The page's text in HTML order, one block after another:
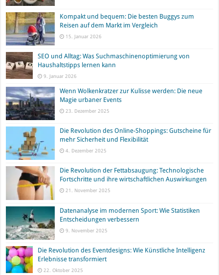
Kompakt und bequem: Die besten Buggys zum
Reisen auf dem Markt im Vergleich
15. Januar 2026
SEO und Alltag: Was Suchmaschinenoptimierung von
Haushaltstipps lernen kann
9. Januar 2026
Wenn Wolkenkratzer zur Kulisse werden: Die neue
Magie urbaner Events
23. Dezember 2025
Die Revolution des Online-Shoppings: Gutscheine für
mehr Sicherheit und Flexibilität
4. Dezember 2025
Die Revolution der Fettabsaugung: Technologische
Fortschritte und ihre wirtschaftlichen Auswirkungen
21. November 2025
Datenanalyse im modernen Sport: Wie Statistiken
Entscheidungen verbessern
9. November 2025
Die Revolution des Eventdesigns: Wie Künstliche Intelligenz
Erlebnisse transformiert
22. Oktober 2025